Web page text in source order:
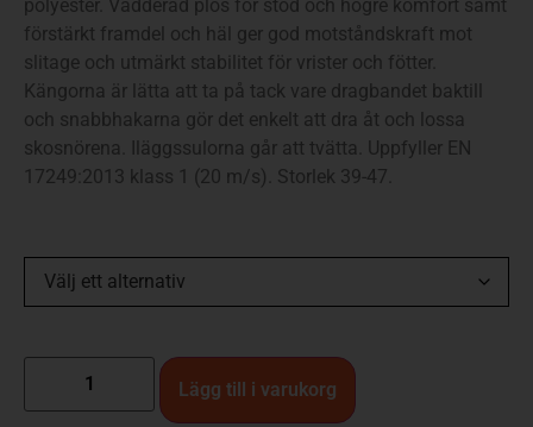
polyester. Vadderad plös för stöd och högre komfort samt
förstärkt framdel och häl ger god motståndskraft mot
slitage och utmärkt stabilitet för vrister och fötter.
Kängorna är lätta att ta på tack vare dragbandet baktill
och snabbhakarna gör det enkelt att dra åt och lossa
skosnörena. Iläggssulorna går att tvätta. Uppfyller EN
17249:2013 klass 1 (20 m/s). Storlek 39-47.
Lägg till i varukorg